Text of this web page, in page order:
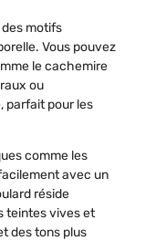
motifs
Vous pouvez
le cachemire
ou
parfait pour les
comme les
avec un
réside
teintes vives et
des tons plus